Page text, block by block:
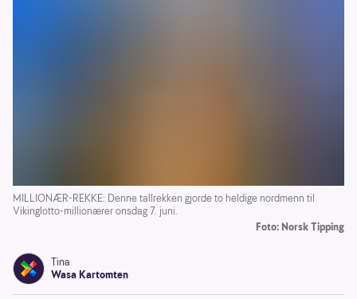
MILLIONÆR-REKKE: Denne tallrekken gjorde to heldige nordmenn til
Vikinglotto-millionærer onsdag 7. juni.
Foto: Norsk Tipping
Tina
Wasa Kartomten